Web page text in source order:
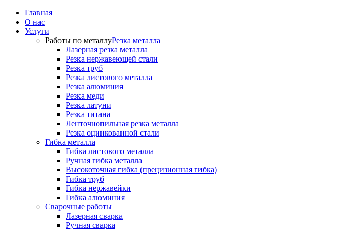
Главная
О нас
Услуги
Работы по металлуРезка металла
Лазерная резка металла
Резка нержавеющей стали
Резка труб
Резка листового металла
Резка алюминия
Резка меди
Резка латуни
Резка титана
Ленточнопильная резка металла
Резка оцинкованной стали
Гибка металла
Гибка листового металла
Ручная гибка металла
Высокоточная гибка (прецизионная гибка)
Гибка труб
Гибка нержавейки
Гибка алюминия
Сварочные работы
Лазерная сварка
Ручная сварка